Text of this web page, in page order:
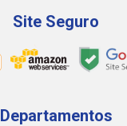
Site Seguro
Departamentos